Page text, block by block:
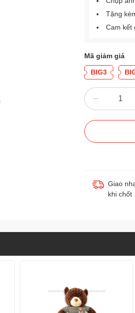
Tặng
Cam kết
Mã giảm giá
BIG3
Giao
khi chốt